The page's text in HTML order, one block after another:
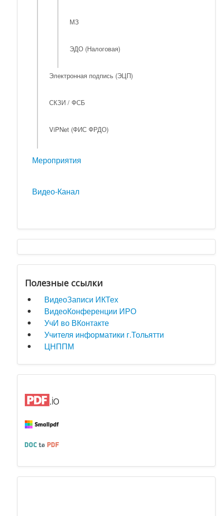
МЗ
ЭДО (Налоговая)
Электронная подпись (ЭЦП)
СКЗИ / ФСБ
ViPNet (ФИС ФРДО)
Мероприятия
Видео-Канал
Полезные ссылки
ВидеоЗаписи ИКТех
ВидеоКонференции ИРО
УчИ во ВКонтакте
Учителя информатики г.Тольятти
ЦНППМ